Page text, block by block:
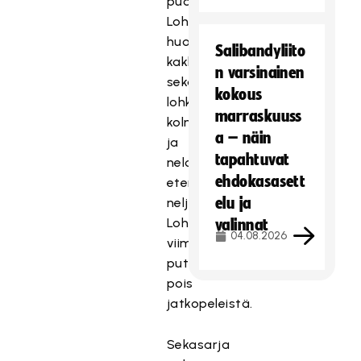
Lohkojen
huonommat
kakkoset
sekä
lohkojen
kolmoset
ja
neloset
etenevät
neljännesvälieriin.
Lohkojen
viimeiset
putoavat
pois
jatkopeleistä.
Sekasarja
Salibandyliito
n varsinainen
kokous
marraskuuss
a – näin
tapahtuvat
ehdokasasett
elu ja
valinnat
04.08.2026